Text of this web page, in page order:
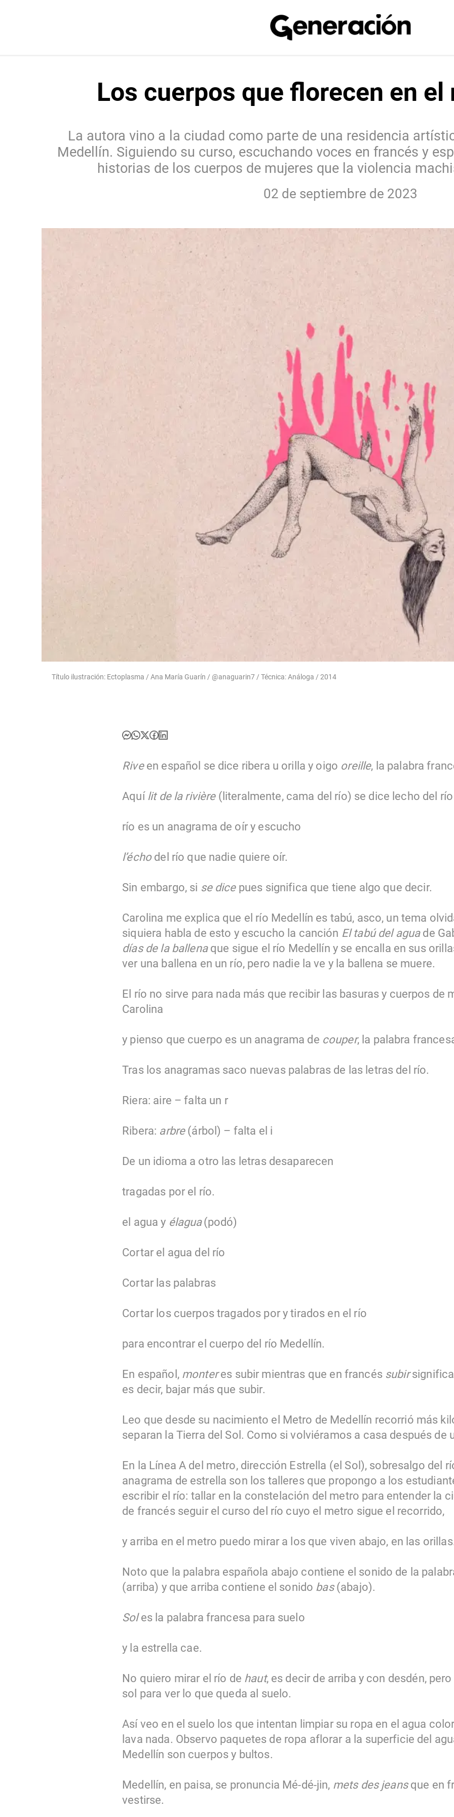
Los cuerpos que florecen en
La autora vino a la ciudad como parte de una residencia
Medellín. Siguiendo su curso, escuchando voces en francés y
historias de los cuerpos de mujeres que la violencia
02 de septiembre de 2023
Título ilustración: Ectoplasma / Ana María Guarín / @anaguarin7 / Técnica: Análoga / 2014
Riveen español se dice ribera u orilla y oigo oreille, la palabra
Aquílit de la rivière(literalmente, cama del río) se dice lecho del río
río es un anagrama de oír y escucho
l’échodel río que nadie quiere oír.
Sin embargo, si se dicepues significa que tiene algo que decir.
Carolina me explica que el río Medellín es tabú, asco, un tema
siquiera habla de esto y escucho la canción El tabú del aguade
días de la ballenaque sigue el río Medellín y se encalla en sus
ver una ballena en un río, pero nadie la ve y la ballena se muere.
El río no sirve para nada más que recibir las basuras y cuerpos de
Carolina
y pienso que cuerpo es un anagrama de couper, la palabra
Tras los anagramas saco nuevas palabras de las letras del río.
Riera: aire – falta un r
Ribera: arbre(árbol) – falta el i
De un idioma a otro las letras desaparecen
tragadas por el río.
el agua y élagua(podó)
Cortar el agua del río
Cortar las palabras
Cortar los cuerpos tragados por y tirados en el río
para encontrar el cuerpo del río Medellín.
En español, monteres subir mientras que en francés subirsignifica
es decir, bajar más que subir.
Leo que desde su nacimiento el Metro de Medellín recorrió más
separan la Tierra del Sol. Como si volviéramos a casa después de
En la Línea A del metro, dirección Estrella (el Sol), sobresalgo del
anagrama de estrella son los talleres que propongo a los
escribir el río: tallar en la constelación del metro para entender la
de francés seguir el curso del río cuyo el metro sigue el recorrido,
y arriba en el metro puedo mirar a los que viven abajo, en las
Noto que la palabra española abajo contiene el sonido de la
(arriba) y que arriba contiene el sonido bas(abajo).
Soles la palabra francesa para suelo
y la estrella cae.
No quiero mirar el río de haut, es decir de arriba y con desdén,
sol para ver lo que queda al suelo.
Así veo en el suelo los que intentan limpiar su ropa en el agua
lava nada. Observo paquetes de ropa aflorar a la superficie del
Medellín son cuerpos y bultos.
Medellín, en paisa, se pronuncia Mé-dé-jin, mets des jeansque en
vestirse.